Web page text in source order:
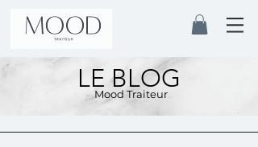
LE BLOG
Mood Traiteur